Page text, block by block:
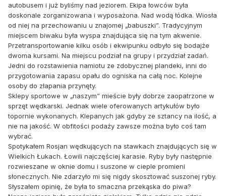
autobusem i już byliśmy nad jeziorem. Ekipa łowców była
doskonale zorganizowana i wyposażona. Nad wodą łódka. Wiosła
od niej na przechowaniu u znajomej „babuszki”. Tradycyjnym
miejscem biwaku była wyspa znajdująca się na tym akwenie.
Przetransportowanie kilku osób i ekwipunku odbyło się bodajże
dwoma kursami. Na miejscu podział na grupy i przydział zadań.
Jedni do rozstawienia namiotu ze zdobycznej plandeki, inni do
przygotowania zapasu opału do ogniska na całą noc. Kolejne
osoby do złapania przynęty.
Sklepy sportowe w „naszym” mieście były dobrze zaopatrzone w
sprzęt wędkarski. Jednak wiele oferowanych artykułów było
topornie wykonanych. Klepanych jak gdyby ze sztancy na ilość, a
nie na jakość. W obfitości podaży zawsze można było coś tam
wybrać.
Spotykałem Rosjan wędkujących na stawkach znajdujących się w
Wielkich Łukach. Łowili najczęściej karasie. Ryby były następnie
rozwieszane w oknie domu i suszone w cieple promieni
słonecznych. Nie zdarzyło mi się nigdy skosztować suszonej ryby.
Słyszałem opinię, że była to smaczna przekąska do piwa?